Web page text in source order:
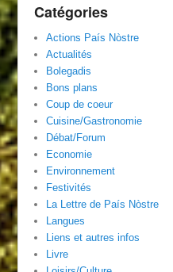
Catégories
Actions País Nòstre
Actualités
Bolegadis
Bons plans
Coup de coeur
Cuisine/Gastronomie
Débat/Forum
Economie
Environnement
Festivités
La Lettre de País Nòstre
Langues
Liens et autres infos
Livre